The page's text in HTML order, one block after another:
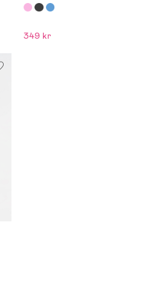
349 kr